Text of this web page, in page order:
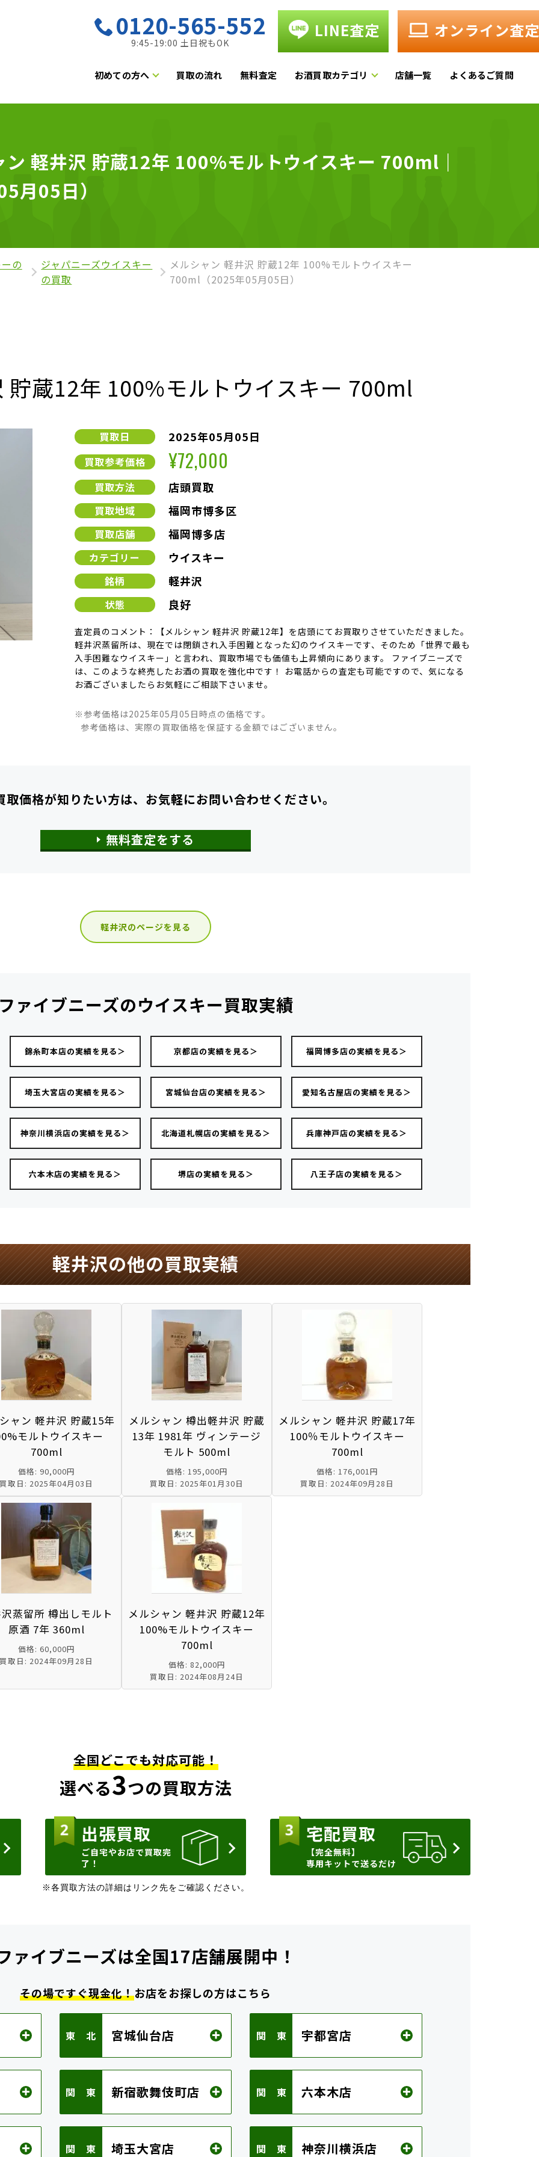
0120-565-552
9:45-19:00 土日祝もOK
LINE査定 オンライン査定
初めての方へ 買取の流れ 無料査定 お酒買取カテゴリ 店舗一覧 よくあるご質問
軽井沢 貯蔵12年 100%モルトウイスキー 700ml｜
月05日）
の
ジャパニーズウイスキー
の買取
メルシャン 軽井沢 貯蔵12年 100%モルトウイスキー
700ml（2025年05月05日）
貯蔵12年 100%モルトウイスキー 700ml
買取日 2025年05月05日
買取参考価格 ¥72,000
買取方法 店頭買取
買取地域 福岡市博多区
買取店舗 福岡博多店
カテゴリー ウイスキー
銘柄 軽井沢
状態 良好
査定員のコメント：【メルシャン 軽井沢 貯蔵12年】を店頭にてお買取りさせていただきました。
軽井沢蒸留所は、現在では閉鎖され入手困難となった幻のウイスキーです、そのため「世界で最も
入手困難なウイスキー」と言われ、買取市場でも価値も上昇傾向にあります。 ファイブニーズで
は、このような終売したお酒の買取を強化中です！ お電話からの査定も可能ですので、気になる
お酒ございましたらお気軽にご相談下さいませ。
※参考価格は2025年05月05日時点の価格です。
参考価格は、実際の買取価格を保証する金額ではございません。
取価格が知りたい方は、 お気軽にお問い合わせください。
無料査定をする
軽井沢のページを見る
ァイブニーズのウイスキー買取実績
錦糸町本店の実績を見る＞ 京都店の実績を見る＞ 福岡博多店の実績を見る＞
埼玉大宮店の実績を見る＞ 宮城仙台店の実績を見る＞ 愛知名古屋店の実績を見る＞
神奈川横浜店の実績を見る＞ 北海道札幌店の実績を見る＞ 兵庫神戸店の実績を見る＞
六本木店の実績を見る＞ 堺店の実績を見る＞ 八王子店の実績を見る＞
軽井沢の他の買取実績
ャン 軽井沢 貯蔵15年
モルトウイスキー
700ml
価格: 90,000円
買取日: 2025年04月03日
メルシャン 樽出軽井沢 貯蔵
13年 1981年 ヴィンテージ
モルト 500ml
価格: 195,000円
買取日: 2025年01月30日
メルシャン 軽井沢 貯蔵17年
100％モルトウイスキー
700ml
価格: 176,001円
買取日: 2024年09月28日
蒸留所 樽出しモルト
原酒 7年 360ml
価格: 60,000円
買取日: 2024年09月28日
メルシャン 軽井沢 貯蔵12年
100%モルトウイスキー
700ml
価格: 82,000円
買取日: 2024年08月24日
全国どこでも対応可能！
選べる3つの買取方法
出張買取
ご自宅やお店で買取完
了！
宅配買取
【完全無料】
専用キットで送るだけ
※各買取方法の詳細はリンク先をご確認ください。
ァイブニーズは全国17店舗展開中！
その場ですぐ現金化！お店をお探しの方はこちら
東 北 宮城仙台店 関 東 宇都宮店
関 東 新宿歌舞伎町店 関 東 六本木店
関 東 埼玉大宮店 関 東 神奈川横浜店